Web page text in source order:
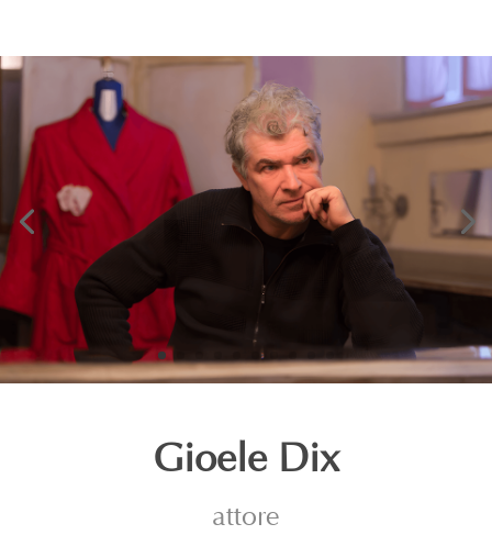
Gioele Dix
attore